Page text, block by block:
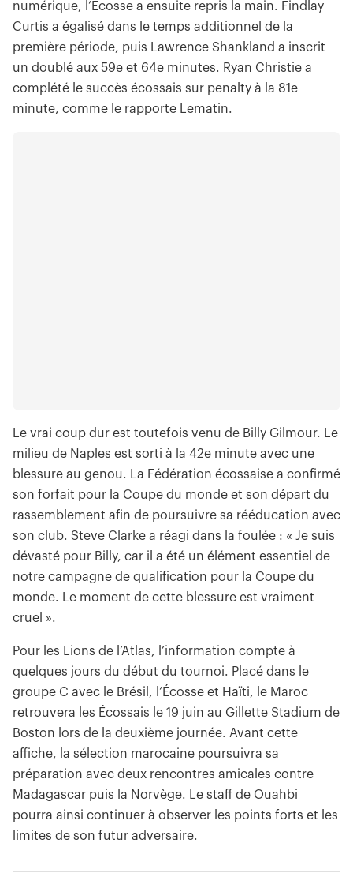
numérique, l’Écosse a ensuite repris la main. Findlay
Curtis a égalisé dans le temps additionnel de la
première période, puis Lawrence Shankland a inscrit
un doublé aux 59e et 64e minutes. Ryan Christie a
complété le succès écossais sur penalty à la 81e
minute, comme le rapporte Lematin.
Le vrai coup dur est toutefois venu de Billy Gilmour. Le
milieu de Naples est sorti à la 42e minute avec une
blessure au genou. La Fédération écossaise a confirmé
son forfait pour la Coupe du monde et son départ du
rassemblement afin de poursuivre sa rééducation avec
son club. Steve Clarke a réagi dans la foulée : « Je suis
dévasté pour Billy, car il a été un élément essentiel de
notre campagne de qualification pour la Coupe du
monde. Le moment de cette blessure est vraiment
cruel ».
Pour les Lions de l’Atlas, l’information compte à
quelques jours du début du tournoi. Placé dans le
groupe C avec le Brésil, l’Écosse et Haïti, le Maroc
retrouvera les Écossais le 19 juin au Gillette Stadium de
Boston lors de la deuxième journée. Avant cette
affiche, la sélection marocaine poursuivra sa
préparation avec deux rencontres amicales contre
Madagascar puis la Norvège. Le staff de Ouahbi
pourra ainsi continuer à observer les points forts et les
limites de son futur adversaire.